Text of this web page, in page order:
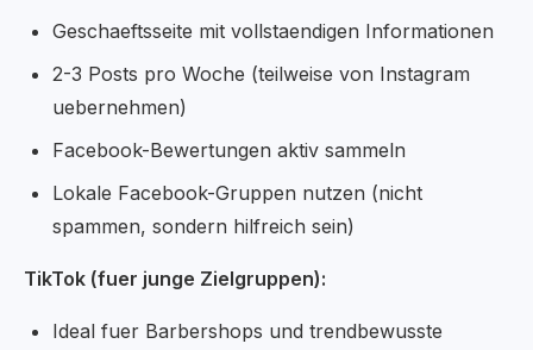
Geschaeftsseite mit vollstaendigen Informationen
2-3 Posts pro Woche (teilweise von Instagram
uebernehmen)
Facebook-Bewertungen aktiv sammeln
Lokale Facebook-Gruppen nutzen (nicht
spammen, sondern hilfreich sein)
TikTok (fuer junge Zielgruppen):
Ideal fuer Barbershops und trendbewusste